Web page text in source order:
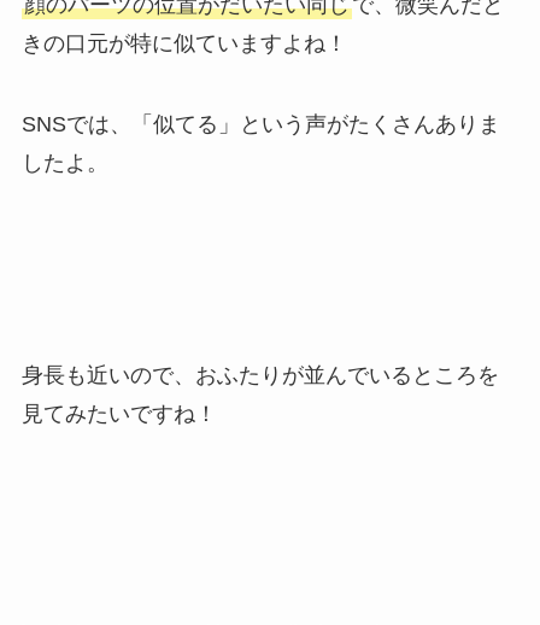
きの口元が特に似ていますよね！
SNSでは、「似てる」という声がたくさんありま
したよ。
身長も近いので、おふたりが並んでいるところを
見てみたいですね！